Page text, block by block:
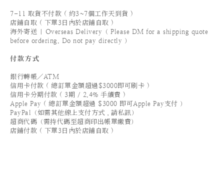
7-11 取貨不付款 ( 約3~7個工作天到貨 )
店鋪自取 ( 下單3日內於店鋪自取 )
海外寄送 | Overseas Delivery（ Please DM for a shipping quote
before ordering. Do not pay directly ）
付款方式
銀行轉帳／ATM
信用卡付款 ( 總訂單金額超過$3000即可刷卡 )
信用卡分期付款 ( 3期 / 2.4% 手續費 )
Apple Pay ( 總訂單金額超過 $3000 即可Apple Pay支付 ）
PayPal（如需其他線上支付方式，請私訊）
超商代碼（需持代碼至超商印出帳單繳費）
店鋪付款 ( 下單3日內於店鋪自取 )